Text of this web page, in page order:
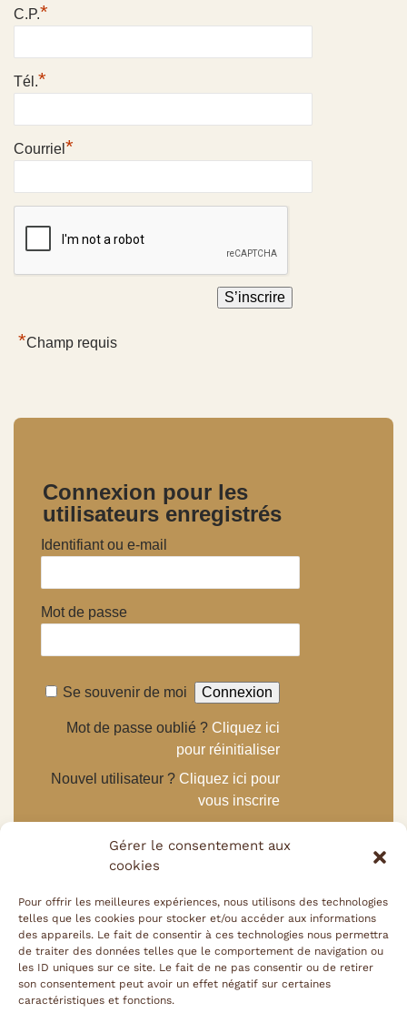
Gérer le consentement aux
cookies
Pour offrir les meilleures expériences, nous utilisons des technologies
telles que les cookies pour stocker et/ou accéder aux informations
des appareils. Le fait de consentir à ces technologies nous permettra
de traiter des données telles que le comportement de navigation ou
les ID uniques sur ce site. Le fait de ne pas consentir ou de retirer
son consentement peut avoir un effet négatif sur certaines
caractéristiques et fonctions.
C.P.*
Tél.*
Courriel *
*Champ requis
Connexion pour les
utilisateurs enregistrés
Identifiant ou e-mail
Mot de passe
Se souvenir de moi
Mot de passe oublié ?Cliquez ici
pour réinitialiser
Nouvel utilisateur ?Cliquez ici pour
vous inscrire
Copyright © Cercle Equestre de Waimes
Designby HappyCom